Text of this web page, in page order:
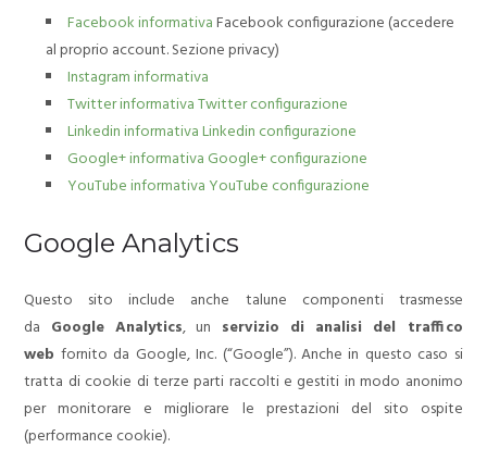
Facebook informativaFacebook configurazione (accedere
al proprio account. Sezione privacy)
Instagram informativa
Twitter informativaTwitter configurazione
Linkedin informativaLinkedin configurazione
Google+ informativa Google+ configurazione
YouTube informativa YouTube configurazione
Google Analytics
Questo sito include anche talune componenti trasmesse
da Google Analytics, un servizio di analisi del traffico
web fornito da Google, Inc. (“Google”). Anche in questo caso si
tratta di cookie di terze parti raccolti e gestiti in modo anonimo
per monitorare e migliorare le prestazioni del sito ospite
(performance cookie).